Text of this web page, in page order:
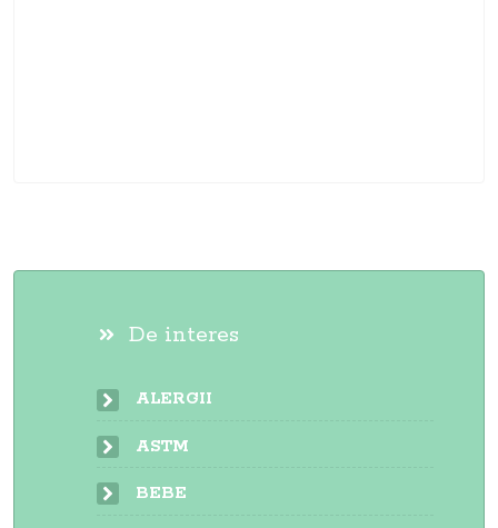
De interes
ALERGII
ASTM
BEBE